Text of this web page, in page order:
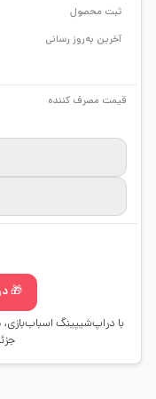
ثبت محصول
آخرین به‌روز رسانی
قیمت مصرف کننده
🎁
با دراپ‌شیپینگ